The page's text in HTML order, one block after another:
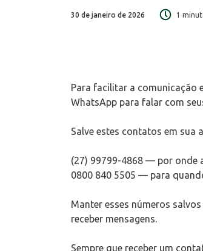
30 de janeiro de 2026 1
Para facilitar a comunicação
WhatsApp para falar com
Salve estes contatos em sua
(27) 99799-4868 — por onde
0800 840 5505 — para
Manter esses números
receber mensagens.
Sempre que receber um